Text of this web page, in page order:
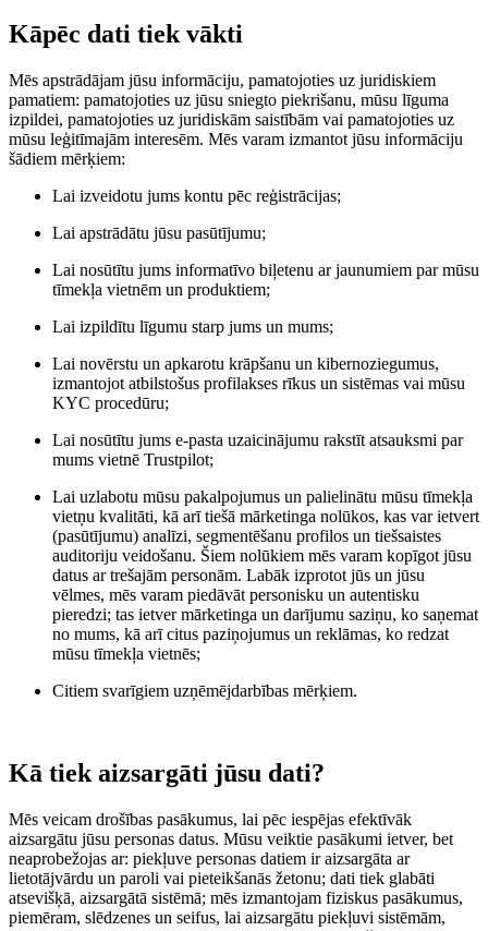
Kāpēc dati tiek vākti
Mēs apstrādājam jūsu informāciju, pamatojoties uz juridiskiem
pamatiem: pamatojoties uz jūsu sniegto piekrišanu, mūsu līguma
izpildei, pamatojoties uz juridiskām saistībām vai pamatojoties uz
mūsu leģitīmajām interesēm. Mēs varam izmantot jūsu informāciju
šādiem mērķiem:
Lai izveidotu jums kontu pēc reģistrācijas;
Lai apstrādātu jūsu pasūtījumu;
Lai nosūtītu jums informatīvo biļetenu ar jaunumiem par mūsu
tīmekļa vietnēm un produktiem;
Lai izpildītu līgumu starp jums un mums;
Lai novērstu un apkarotu krāpšanu un kibernoziegumus,
izmantojot atbilstošus profilakses rīkus un sistēmas vai mūsu
KYC procedūru;
Lai nosūtītu jums e-pasta uzaicinājumu rakstīt atsauksmi par
mums vietnē Trustpilot;
Lai uzlabotu mūsu pakalpojumus un palielinātu mūsu tīmekļa
vietņu kvalitāti, kā arī tiešā mārketinga nolūkos, kas var ietvert
(pasūtījumu) analīzi, segmentēšanu profilos un tiešsaistes
auditoriju veidošanu. Šiem nolūkiem mēs varam kopīgot jūsu
datus ar trešajām personām. Labāk izprotot jūs un jūsu
vēlmes, mēs varam piedāvāt personisku un autentisku
pieredzi; tas ietver mārketinga un darījumu saziņu, ko saņemat
no mums, kā arī citus paziņojumus un reklāmas, ko redzat
mūsu tīmekļa vietnēs;
Citiem svarīgiem uzņēmējdarbības mērķiem.
Kā tiek aizsargāti jūsu dati?
Mēs veicam drošības pasākumus, lai pēc iespējas efektīvāk
aizsargātu jūsu personas datus. Mūsu veiktie pasākumi ietver, bet
neaprobežojas ar: piekļuve personas datiem ir aizsargāta ar
lietotājvārdu un paroli vai pieteikšanās žetonu; dati tiek glabāti
atsevišķā, aizsargātā sistēmā; mēs izmantojam fiziskus pasākumus,
piemēram, slēdzenes un seifus, lai aizsargātu piekļuvi sistēmām,